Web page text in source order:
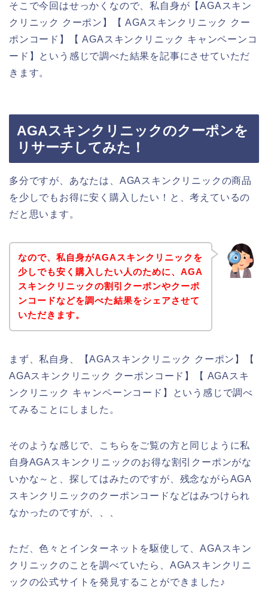
そこで今回はせっかくなので、私自身が【AGAスキン
クリニック クーポン】【 AGAスキンクリニック クー
ポンコード】【 AGAスキンクリニック キャンペーンコ
ード】という感じで調べた結果を記事にさせていただ
きます。
AGAスキンクリニックのクーポンを
リサーチしてみた！
多分ですが、あなたは、AGAスキンクリニックの商品
を少しでもお得に安く購入したい！と、考えているの
だと思います。
なので、私自身がAGAスキンクリニックを
少しでも安く購入したい人のために、AGA
スキンクリニックの割引クーポンやクーポ
ンコードなどを調べた結果をシェアさせて
いただきます。
まず、私自身、【AGAスキンクリニック クーポン】【
AGAスキンクリニック クーポンコード】【 AGAスキ
ンクリニック キャンペーンコード】という感じで調べ
てみることにしました。
そのような感じで、こちらをご覧の方と同じように私
自身AGAスキンクリニックのお得な割引クーポンがな
いかな～と、探してはみたのですが、残念ながらAGA
スキンクリニックのクーポンコードなどはみつけられ
なかったのですが、、、
ただ、色々とインターネットを駆使して、AGAスキン
クリニックのことを調べていたら、AGAスキンクリニ
ックの公式サイトを発見することができました♪